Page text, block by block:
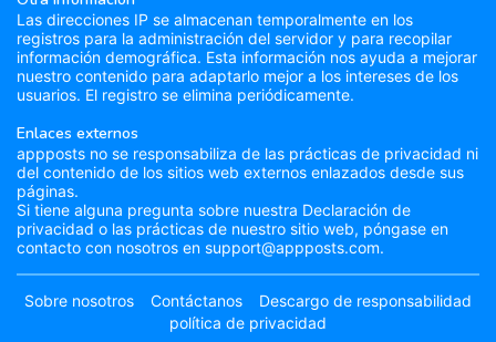
Las direcciones IP se almacenan temporalmente en los
registros para la administración del servidor y para recopilar
información demográfica. Esta información nos ayuda a mejorar
nuestro contenido para adaptarlo mejor a los intereses de los
usuarios. El registro se elimina periódicamente.
Enlaces externos
appposts no se responsabiliza de las prácticas de privacidad ni
del contenido de los sitios web externos enlazados desde sus
páginas.
Si tiene alguna pregunta sobre nuestra Declaración de
privacidad o las prácticas de nuestro sitio web, póngase en
contacto con nosotros en support@appposts.com.
Sobre nosotros Contáctanos
Descargo de responsabilidad
política de privacidad